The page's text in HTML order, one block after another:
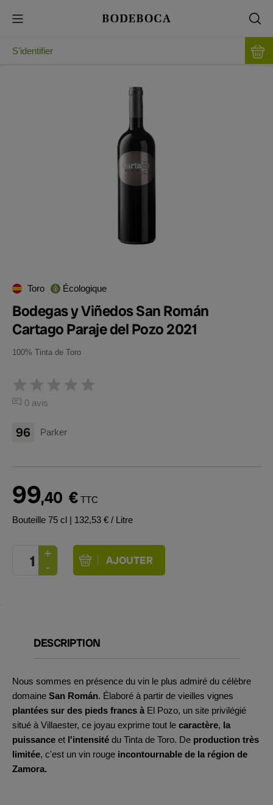
S'identifier
Toro Écologique
Bodegas y Viñedos San Román
Cartago Paraje del Pozo 2021
100% Tinta de Toro
0 avis
96 Parker
99,40 € TTC
Bouteille 75 cl | 132,53 € / Litre
DESCRIPTION
Nous sommes en présence du vin le plus admiré du célèbre
domaine San Román. Élaboré à partir de vieilles vignes
plantées sur des pieds francs à El Pozo, un site privilégié
situé à Villaester, ce joyau exprime tout le caractère, la
puissance et l'intensité du Tinta de Toro. De production très
limitée, c'est un vin rouge incontournable de la région de
Zamora.